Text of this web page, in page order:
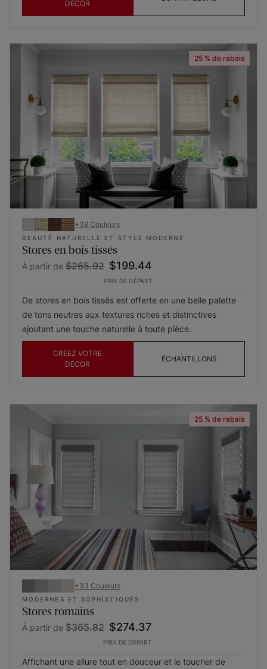
DÉCOR
25 % de rabais
+38 Couleurs
BEAUTÉ NATURELLE ET STYLE MODERNE
Stores en bois tissés
À partir de $265.92 $199.44
PRIX DE DÉPART
De stores en bois tissés est offerte en une belle palette
de tons neutres aux textures riches et distinctives
ajoutant une touche naturelle à toute pièce.
CRÉEZ VOTRE
DÉCOR
ÉCHANTILLONS
25 % de rabais
+33 Couleurs
MODERNES ET SOPHISTIQUÉS
Stores romains
À partir de $365.82 $274.37
PRIX DE DÉPART
Affichant une allure tout en douceur et le toucher de